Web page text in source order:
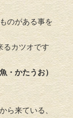
のがある事を
るカツオです
・かたうお）
から来ている、